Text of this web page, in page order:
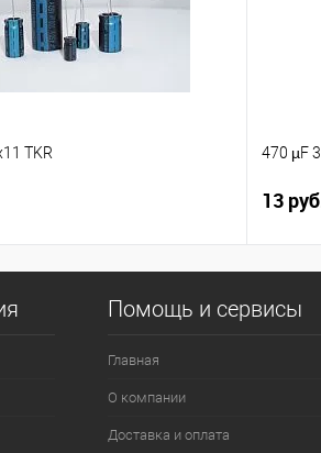
TKR 470 µF
13
Помощь и сервисы
Главная
О компании
Доставка и оплата